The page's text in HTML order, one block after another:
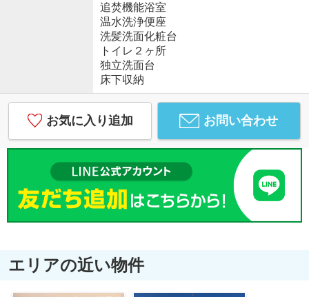
追焚機能浴室
温水洗浄便座
洗髪洗面化粧台
トイレ２ヶ所
独立洗面台
床下収納
お気に入り追加 お問い合わせ
エリアの近い物件